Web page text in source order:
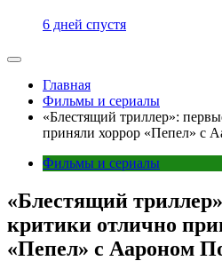
6 дней спустя
Главная
Фильмы и сериалы
«Блестящий триллер»:
приняли хоррор «Пепел» с
Фильмы и сериалы
«Блестящий
критики отлично
«Пепел» с Аароном